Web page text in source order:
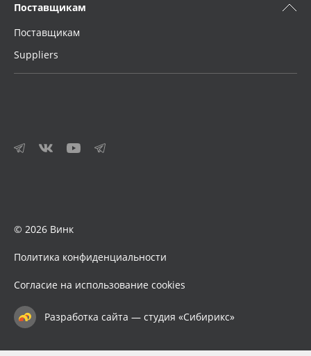
Поставщикам
Поставщикам
Suppliers
© 2026 Винк
Политика конфиденциальности
Согласие на использование cookies
Разработка сайта — студия «Сибирикс»